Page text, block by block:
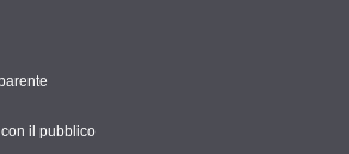
il pubblico